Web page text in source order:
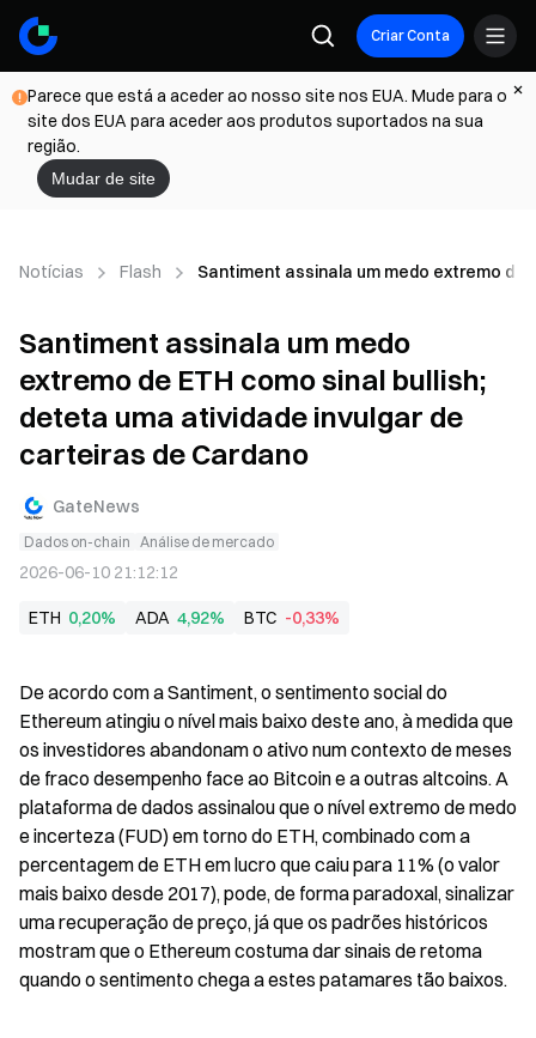
Criar Conta
Parece que está a aceder ao nosso site nos EUA. Mude para o
site dos EUA para aceder aos produtos suportados na sua
região.
Mudar de site
Notícias Flash Santiment assinala um medo extremo de
Santiment assinala um medo
extremo de ETH como sinal bullish;
deteta uma atividade invulgar de
carteiras de Cardano
GateNews
Dados on-chain Análise de mercado
2026-06-10 21:12:12
ETH 0,20% ADA 4,92% BTC -0,33%
De acordo com a Santiment, o sentimento social do
Ethereum atingiu o nível mais baixo deste ano, à medida que
os investidores abandonam o ativo num contexto de meses
de fraco desempenho face ao Bitcoin e a outras altcoins. A
plataforma de dados assinalou que o nível extremo de medo
e incerteza (FUD) em torno do ETH, combinado com a
percentagem de ETH em lucro que caiu para 11% (o valor
mais baixo desde 2017), pode, de forma paradoxal, sinalizar
uma recuperação de preço, já que os padrões históricos
mostram que o Ethereum costuma dar sinais de retoma
quando o sentimento chega a estes patamares tão baixos.